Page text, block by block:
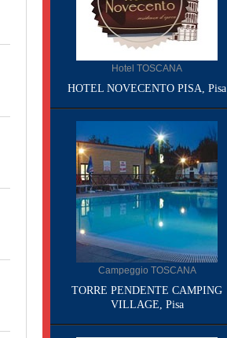
Hotel TOSCANA
HOTEL NOVECENTO PISA, Pisa
Campeggio TOSCANA
TORRE PENDENTE CAMPING
VILLAGE, Pisa